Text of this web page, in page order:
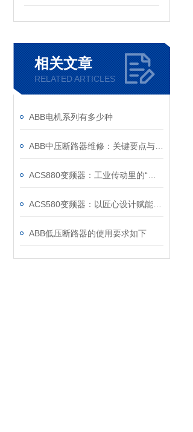
相关文章
RELATED ARTICLES
ABB电机系列有多少种
ABB低压断路器的使用要求如下